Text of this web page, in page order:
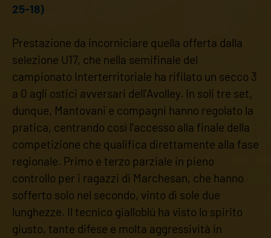
25-18)
Prestazione da incorniciare quella offerta dalla
selezione U17, che nella semifinale del
campionato Interterritoriale ha rifilato un secco 3
a 0 agli ostici avversari dell'Avolley. In soli tre set,
dunque, Mantovani e compagni hanno regolato la
pratica, centrando così l'accesso alla finale della
competizione che qualifica direttamente alla fase
regionale. Primo e terzo parziale in pieno
controllo per i ragazzi di Marchesan, che hanno
sofferto solo nel secondo, vinto di sole due
lunghezze. Il tecnico gialloblù ha visto lo spirito
giusto, tante difese e molta aggressività in